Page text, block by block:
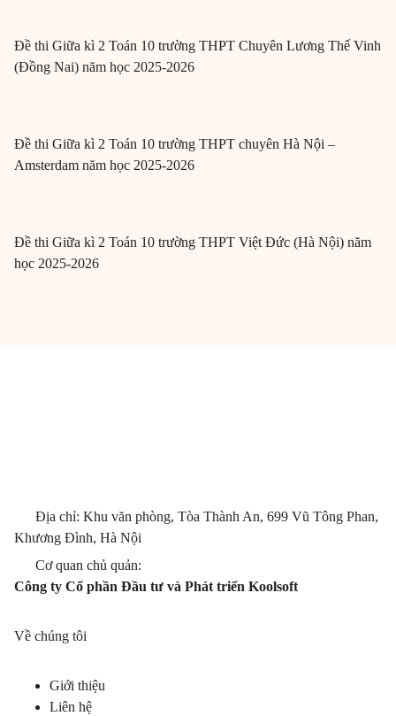
Đề thi Giữa kì 2 Toán 10 trường THPT Chuyên Lương Thế Vinh
(Đồng Nai) năm học 2025-2026
Đề thi Giữa kì 2 Toán 10 trường THPT chuyên Hà Nội –
Amsterdam năm học 2025-2026
Đề thi Giữa kì 2 Toán 10 trường THPT Việt Đức (Hà Nội) năm
học 2025-2026
Địa chỉ: Khu văn phòng, Tòa Thành An, 699 Vũ Tông Phan,
Khương Đình, Hà Nội
Cơ quan chủ quản:
Công ty Cổ phần Đầu tư và Phát triển Koolsoft
Về chúng tôi
Giới thiệu
Liên hệ